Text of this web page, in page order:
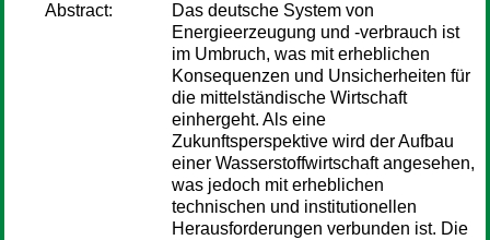
Abstract:
Das deutsche System von
Energieerzeugung und -verbrauch ist
im Umbruch, was mit erheblichen
Konsequenzen und Unsicherheiten für
die mittelständische Wirtschaft
einhergeht. Als eine
Zukunftsperspektive wird der Aufbau
einer Wasserstoffwirtschaft angesehen,
was jedoch mit erheblichen
technischen und institutionellen
Herausforderungen verbunden ist. Die